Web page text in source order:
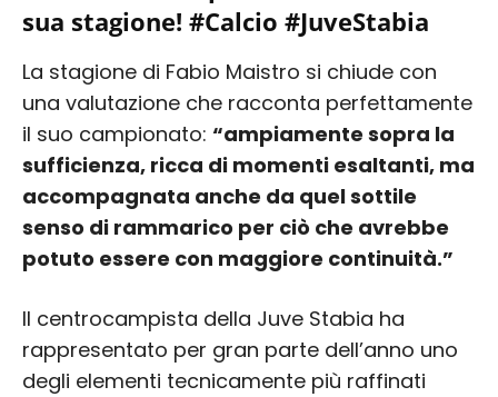
sua stagione! #Calcio #JuveStabia
La stagione di Fabio Maistro si chiude con
una valutazione che racconta perfettamente
il suo campionato: “ampiamente sopra la
sufficienza, ricca di momenti esaltanti, ma
accompagnata anche da quel sottile
senso di rammarico per ciò che avrebbe
potuto essere con maggiore continuità.”
Il centrocampista della Juve Stabia ha
rappresentato per gran parte dell’anno uno
degli elementi tecnicamente più raffinati